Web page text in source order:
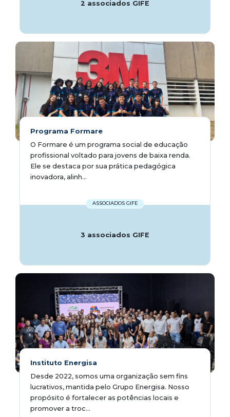
2 associados GIFE
Programa Formare
O Formare é um programa social de educação
profissional voltado para jovens de baixa renda.
Ele se destaca por sua prática pedagógica
inovadora, alinh...
ASSOCIADOS GIFE
3 associados GIFE
Instituto Energisa
Desde 2022, somos uma organização sem fins
lucrativos, mantida pelo Grupo Energisa. Nosso
propósito é fortalecer as potências locais e
promover a troc...